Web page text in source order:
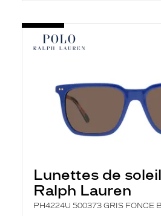
Lunettes de
Ralph Lauren
PH4224U 500373 GRIS FONCE